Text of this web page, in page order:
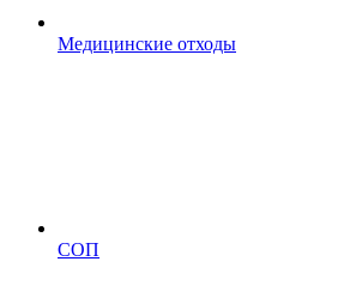
Медицинские отходы
СОП